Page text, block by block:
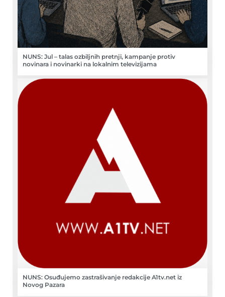
NUNS: Jul – talas ozbiljnih pretnji, kampanje protiv
novinara i novinarki na lokalnim televizijama
NUNS: Osuđujemo zastrašivanje redakcije A1tv.net iz
Novog Pazara